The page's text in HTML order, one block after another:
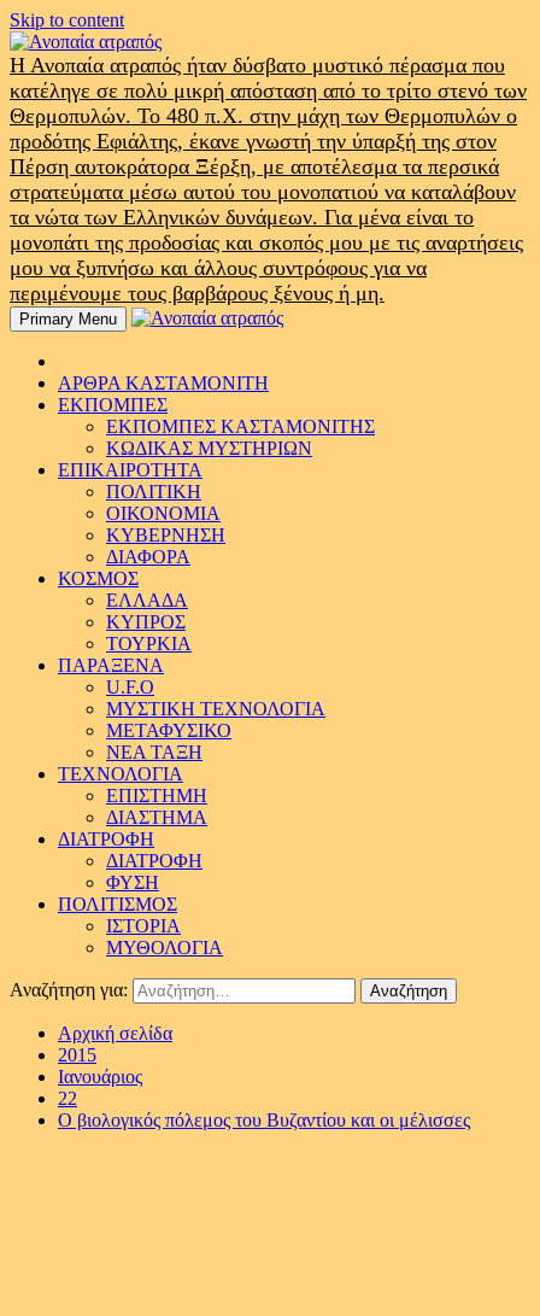
Skip to content
Η Ανοπαία ατραπός ήταν δύσβατο μυστικό πέρασμα που
κατέληγε σε πολύ μικρή απόσταση από το τρίτο στενό των
Θερμοπυλών. Το 480 π.Χ. στην μάχη των Θερμοπυλών ο
προδότης Εφιάλτης, έκανε γνωστή την ύπαρξή της στον
Πέρση αυτοκράτορα Ξέρξη, με αποτέλεσμα τα περσικά
στρατεύματα μέσω αυτού του μονοπατιού να καταλάβουν
τα νώτα των Ελληνικών δυνάμεων. Για μένα είναι το
μονοπάτι της προδοσίας και σκοπός μου με τις αναρτήσεις
μου να ξυπνήσω και άλλους συντρόφους για να
περιμένουμε τους βαρβάρους ξένους ή μη.
Primary Menu
ΑΡΘΡΑ ΚΑΣΤΑΜΟΝΙΤΗ
ΕΚΠΟΜΠΕΣ
ΕΚΠΟΜΠΕΣ ΚΑΣΤΑΜΟΝΙΤΗΣ
ΚΩΔΙΚΑΣ ΜΥΣΤΗΡΙΩΝ
ΕΠΙΚΑΙΡΟΤΗΤΑ
ΠΟΛΙΤΙΚΗ
ΟΙΚΟΝΟΜΙΑ
ΚΥΒΕΡΝΗΣΗ
ΔΙΑΦΟΡΑ
ΚΟΣΜΟΣ
ΕΛΛΑΔΑ
ΚΥΠΡΟΣ
ΤΟΥΡΚΙΑ
ΠΑΡΑΞΕΝΑ
U.F.O
ΜΥΣΤΙΚΗ ΤΕΧΝΟΛΟΓΙΑ
ΜΕΤΑΦΥΣΙΚΟ
ΝΕΑ ΤΑΞΗ
ΤΕΧΝΟΛΟΓΙΑ
ΕΠΙΣΤΗΜΗ
ΔΙΑΣΤΗΜΑ
ΔΙΑΤΡΟΦΗ
ΔΙΑΤΡΟΦΗ
ΦΥΣΗ
ΠΟΛΙΤΙΣΜΟΣ
ΙΣΤΟΡΙΑ
ΜΥΘΟΛΟΓΙΑ
Αναζήτηση για:
Αρχική σελίδα
2015
Ιανουάριος
22
Ο βιολογικός πόλεμος του Βυζαντίου και οι μέλισσες